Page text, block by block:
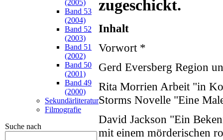
(2005)
Band 53
(2004)
Band 52
(2003)
Band 51
(2002)
Band 50
(2001)
Band 49
(2000)
Sekundärliteratur
Filmografie
Suche nach
zugeschickt.
Inhalt
Vorwort *
Gerd Eversberg Region
Rita Morrien Arbeit "in
Storms Novelle "Eine
David Jackson "Ein
mit einem mörderischen